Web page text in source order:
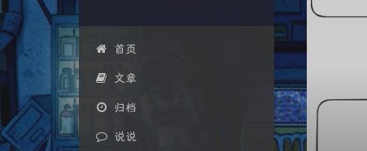
首页
文章
归档
说说